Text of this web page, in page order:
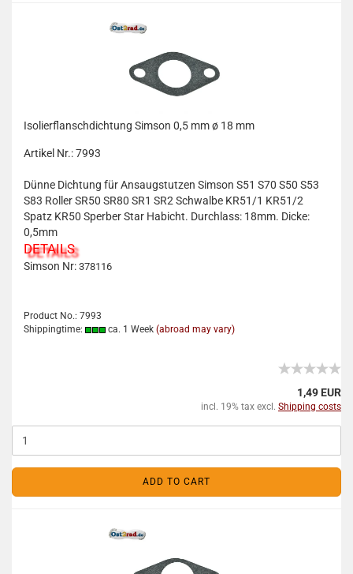
Isolierflanschdichtung Simson 0,5 mm ø 18 mm
Artikel Nr.: 7993
Dünne Dichtung für Ansaugstutzen Simson S51 S70 S50 S53
S83 Roller SR50 SR80 SR1 SR2 Schwalbe KR51/1 KR51/2
Spatz KR50 Sperber Star Habicht. Durchlass: 18mm. Dicke:
0,5mm
DETAILS
Simson Nr: 378116
Product No.: 7993
Shippingtime:
ca. 1 Week (abroad may vary)
1,49 EUR
incl. 19% tax excl. Shipping costs
ADD TO CART